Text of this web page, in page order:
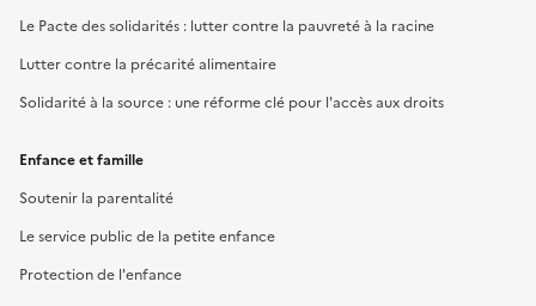
Le Pacte des solidarités : lutter contre la pauvreté à la racine
Lutter contre la précarité alimentaire
Solidarité à la source : une réforme clé pour l'accès aux droits
Enfance et famille
Soutenir la parentalité
Le service public de la petite enfance
Protection de l'enfance